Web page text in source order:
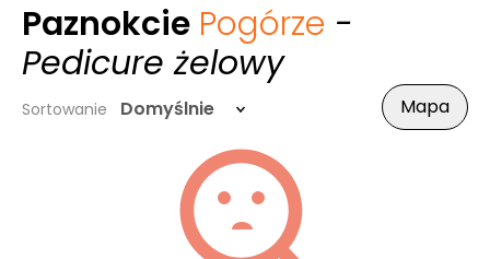
Paznokcie Pogórze -
Pedicure żelowy
Sortowanie Domyślnie Mapa